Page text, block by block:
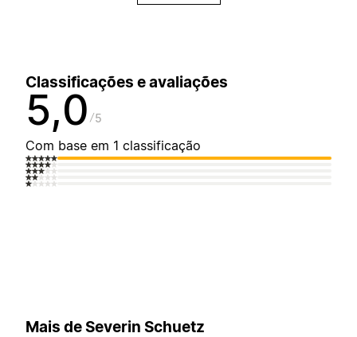
Classificações e avaliações
5,0 5
Com base em 1 classificação
Mais de Severin Schuetz